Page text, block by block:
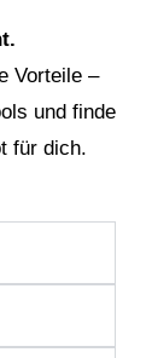
Vorteile –
und finde
für dich.